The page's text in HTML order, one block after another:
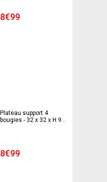
8€99
Plateau support 4
bougies - 32 x 32 x H 9
8€99